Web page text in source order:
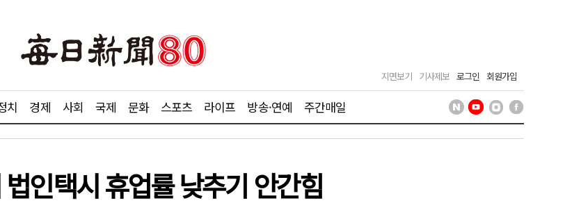
지면보기 기사제보 로그인 회원가입
치 경제 사회 국제 문화 스포츠 라이프 방송·연예 주간매일
인택시 휴업률 낮추기 안간힘